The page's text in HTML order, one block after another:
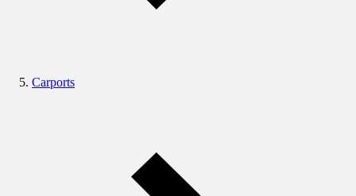
Carports